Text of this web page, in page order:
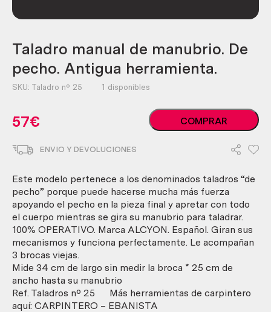
Taladro manual de manubrio. De
pecho. Antigua herramienta.
SKU: Taladro nº 25 1 disponibles
57€
Taladro
manual
pecho.
Antigua
herramienta.
cantidad
COMPRAR
ENVIO Y DEVOLUCIONES
Este modelo pertenece a los denominados taladros “de
pecho” porque puede hacerse mucha más fuerza
apoyando el pecho en la pieza final y apretar con todo
el cuerpo mientras se gira su manubrio para taladrar.
100% OPERATIVO. Marca ALCYON. Español. Giran sus
mecanismos y funciona perfectamente. Le acompañan
3 brocas viejas.
Mide 34 cm de largo sin medir la broca * 25 cm de
ancho hasta su manubrio
Ref. Taladros nº 25 Más herramientas de carpintero
aquí: CARPINTERO – EBANISTA